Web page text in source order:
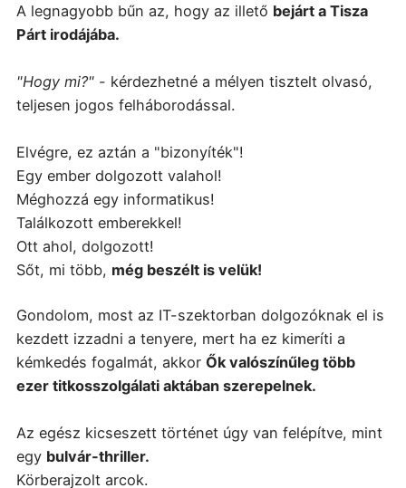
A legnagyobb bűn az, hogy az illető bejárt a Tisza
Párt irodájába.
"Hogy mi?"- kérdezhetné a mélyen tisztelt olvasó,
teljesen jogos felháborodással.
Elvégre, ez aztán a "bizonyíték"!
Egy ember dolgozott valahol!
Méghozzá egy informatikus!
Találkozott emberekkel!
Ott ahol, dolgozott!
Sőt, mi több, még beszélt is velük!
Gondolom, most az IT-szektorban dolgozóknak el is
kezdett izzadni a tenyere, mert ha ez kimeríti a
kémkedés fogalmát, akkor Ők valószínűleg több
ezer titkosszolgálati aktában szerepelnek.
Az egész kicseszett történet úgy van felépítve, mint
egy bulvár-thriller.
Körberajzolt arcok.